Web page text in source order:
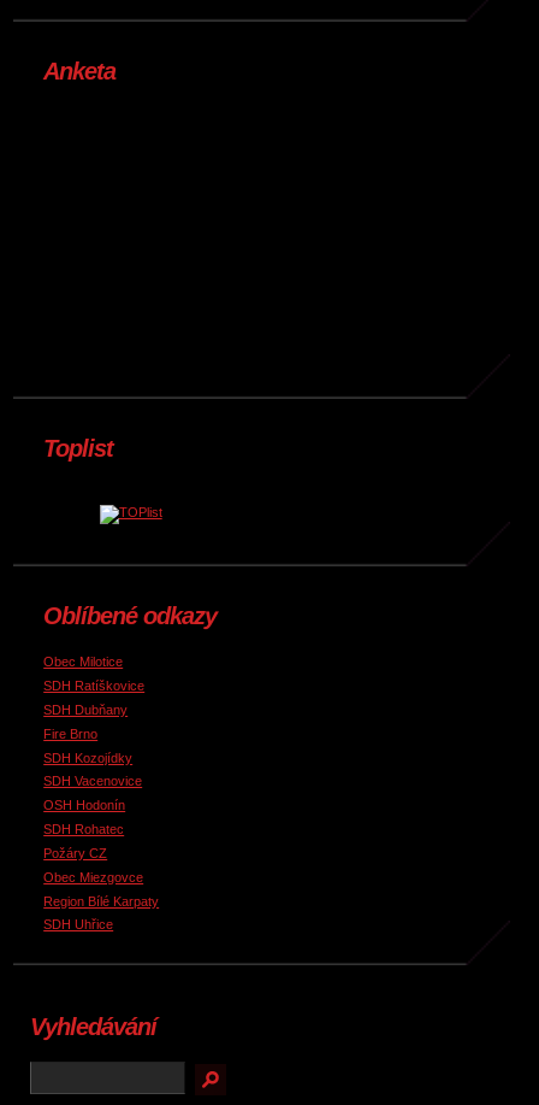
Anketa
Toplist
Oblíbené odkazy
Obec Milotice
SDH Ratíškovice
SDH Dubňany
Fire Brno
SDH Kozojídky
SDH Vacenovice
OSH Hodonín
SDH Rohatec
Požáry CZ
Obec Miezgovce
Region Bílé Karpaty
SDH Uhřice
Vyhledávání